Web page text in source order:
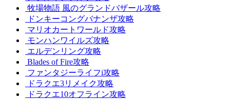
牧場物語 風のグランドバザール攻略
ドンキーコングバナンザ攻略
マリオカートワールド攻略
モンハンワイルズ攻略
エルデンリング攻略
Blades of Fire攻略
ファンタジーライフi攻略
ドラクエ3リメイク攻略
ドラクエ10オフライン攻略